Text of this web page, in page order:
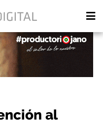
al